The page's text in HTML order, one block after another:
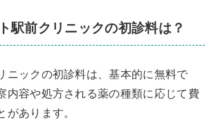
駅前クリニックの初診料は？
ニックの初診料は、基本的に無料で
内容や処方される薬の種類に応じて費
があります。